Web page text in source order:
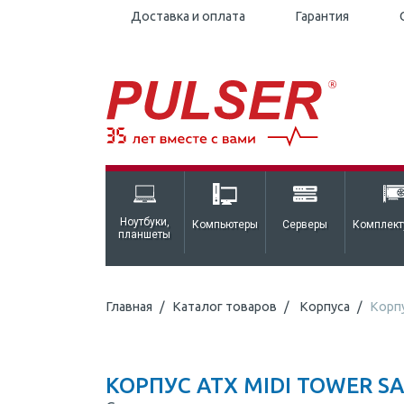
Доставка и оплата Гарантия
Ноутбуки,
планшеты
Компьютеры Серверы
Главная Каталог товаров Корпуса
КОРПУС ATX MIDI TOWER